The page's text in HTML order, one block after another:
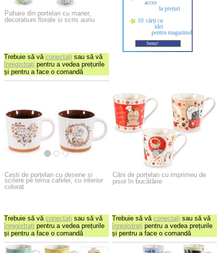
Pahare din portelan cu maner,
decoratiuni florale si scris auriu
Trebuie să vă conectați sau să vă
înregistrați pentru a vedea prețurile
și pentru a face o comandă
Cești de porțelan cu desene și
scriere pe tema cafelei, cu interior
colorat
Trebuie să vă conectați sau să vă
înregistrați pentru a vedea prețurile
și pentru a face o comandă
Căni de porțelan cu imprimeu de
pisoi în bucătărie
Trebuie să văconectați sau să vă
înregistrați pentru a vedea prețurile
și pentru a face o comandă